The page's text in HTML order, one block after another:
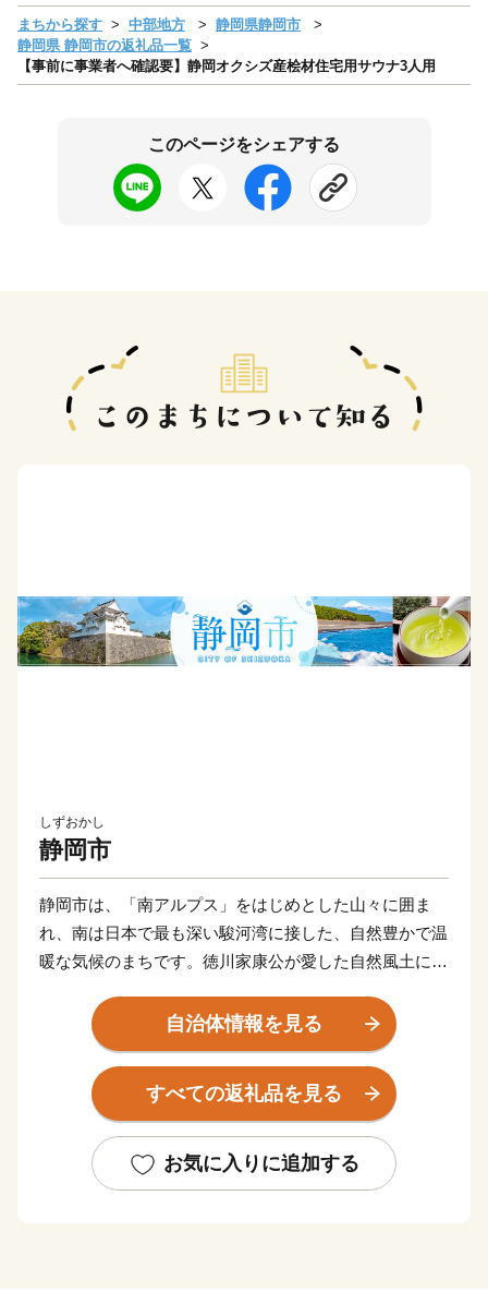
まちから探す 中部地方
静岡県静岡市
静岡県 静岡市の返礼品一覧
【事前に事業者へ確認要】静岡オクシズ産桧材住宅用サウナ3人用
このページをシェアする
しずおかし
静岡市
静岡市は、「南アルプス」をはじめとした山々に囲ま
れ、南は日本で最も深い駿河湾に接した、自然豊かで温
暖な気候のまちです。徳川家康公が愛した自然風土に恵
食材、そして富士山を借景した風光明媚な景観が自慢で
そんな静岡市の「素敵」を、「しぞ～かふるさと応援寄
是非一度、静岡市へお越しいただき、その魅力を感じて
下さい。
自治体情報を見る
すべての返礼品を見る
お気に入りに追加する